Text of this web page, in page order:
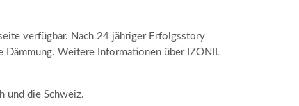
verfügbar. Nach 24 jähriger Erfolgsstory
Dämmung. Weitere Informationen über IZONIL
und die Schweiz.